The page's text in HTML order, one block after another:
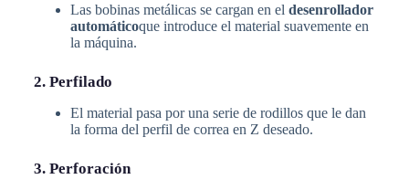
Las bobinas metálicas se cargan en el desenrollador
automáticoque introduce el material suavemente en
la máquina.
2. Perfilado
El material pasa por una serie de rodillos que le dan
la forma del perfil de correa en Z deseado.
3. Perforación